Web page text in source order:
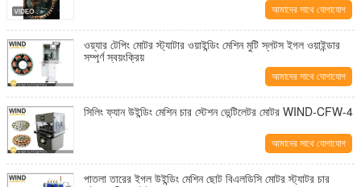
আমাদের সাথে যোগাযোগ
করুন
ওয়্যার টেপিং মোটর স্ট্যাটার ওয়াইন্ডিং মেশিন মুটি স্লটস ইগল ওয়াইন্ডার
সম্পূর্ণ স্বয়ংক্রিয়
আমাদের সাথে যোগাযোগ
করুন
সিলিং ফ্যান উইন্ডিং মেশিন চার স্টেশন ভেন্টিলেটর মোটর WIND-CFW-4
আমাদের সাথে যোগাযোগ
করুন
পাতলা তারের ইগল উইন্ডিং মেশিন ছোট বিএলডিসি মোটর স্ট্যাটর চার